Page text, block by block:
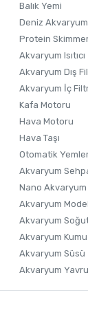
Ürün
Bu
Balık Yemi
Deniz
Protein
Akvaryum Isıtıcı
Akvaryum Dış
Akvaryum İç
Kafa Motoru
Hava Motoru
Hava Taşı
Otomatik
Akvaryum
Nano Akvaryum
Akvaryum
Akvaryum
Akvaryum Kumu
Akvaryum Süsü
Akvaryum